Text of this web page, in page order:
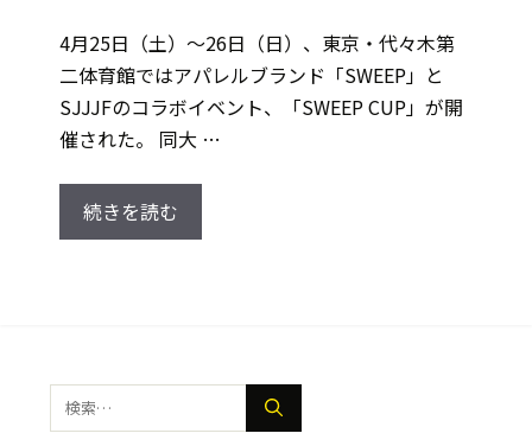
4月25日（土）～26日（日）、東京・代々木第
二体育館ではアパレルブランド「SWEEP」と
SJJJFのコラボイベント、「SWEEP CUP」が開
催された。 同大 …
続きを読む
検
索: